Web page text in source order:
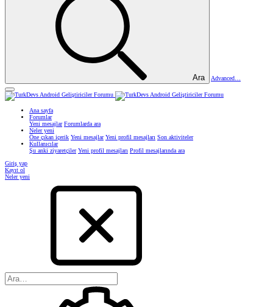
Ara Advanced…
Ana sayfa
Forumlar
Yeni mesajlar Forumlarda ara
Neler yeni
Öne çıkan içerik Yeni mesajlar Yeni profil mesajları Son aktiviteler
Kullanıcılar
Şu anki ziyaretçiler Yeni profil mesajları Profil mesajlarında ara
Giriş yap
Kayıt ol
Neler yeni